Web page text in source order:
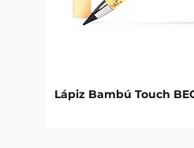
Lápiz Bambú Touch